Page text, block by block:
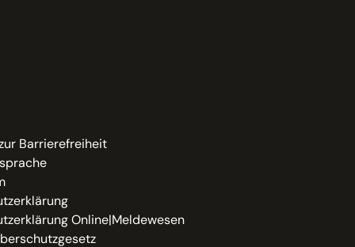
Barrierefreiheit
Online|Meldewesen